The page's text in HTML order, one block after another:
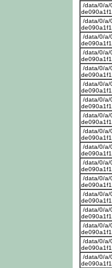
/data/0/a/
/data/0/a/
/data/0/a/
/data/0/a/
/data/0/a/
/data/0/a/
/data/0/a/
/data/0/a/
/data/0/a/
/data/0/a/
/data/0/a/
/data/0/a/
/data/0/a/
/data/0/a/
/data/0/a/
/data/0/a/
/data/0/a/